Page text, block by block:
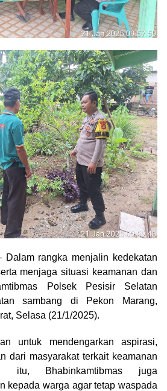
Dalam rangka menjalin kedekatan
menjaga situasi keamanan dan
Polsek Pesisir Selatan
sambang di Pekon Marang,
Selasa (21/1/2025).
untuk mendengarkan aspirasi,
dari masyarakat terkait keamanan
itu, Bhabinkamtibmas juga
kepada warga agar tetap waspada